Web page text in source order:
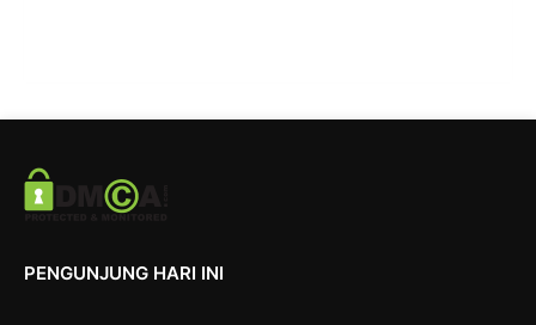
PENGUNJUNG HARI INI